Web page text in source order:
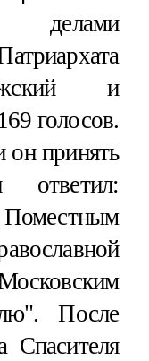
и
голосов.
он принять
После
Спасителя